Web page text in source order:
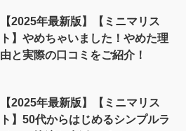
【2025年最新版】【ミニマリス
ト】やめちゃいました！やめた理
由と実際の口コミをご紹介！
【2025年最新版】【ミニマリス
ト】50代からはじめるシンプルラ